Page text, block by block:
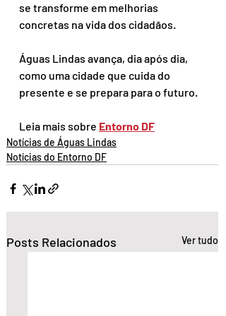
se transforme em melhorias
concretas na vida dos cidadãos.
Águas Lindas avança, dia após dia,
como uma cidade que cuida do
presente e se prepara para o futuro.
Leia mais sobre Entorno DF
Notícias de Águas Lindas
Notícias do Entorno DF
Posts Relacionados Ver tudo